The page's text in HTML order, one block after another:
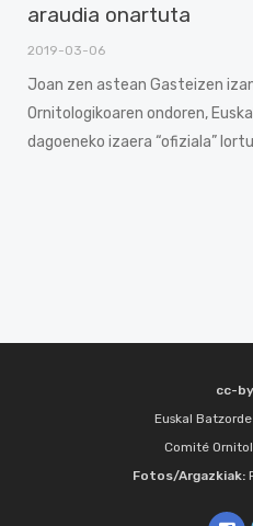
araudia onartuta
2019-03-06
Joan zen astean Gasteizen
Ornitologikoaren ondoren,
dagoeneko izaera “ofiziala”
cc-
Euskal
Comité
Fotos/Argazkiak: